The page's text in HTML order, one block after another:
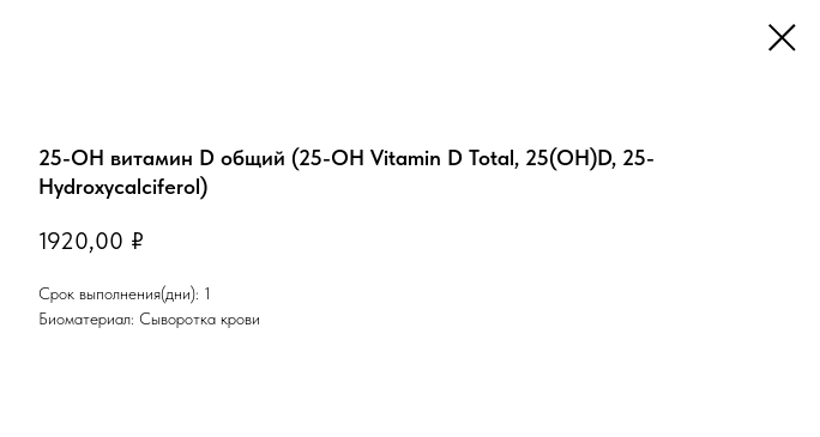
25-OH витамин D общий (25-OH Vitamin D Total, 25(OH)D, 25-
Hydroxycalciferol)
1920,00 ₽
Срок выполнения(дни): 1
Биоматериал: Сыворотка крови